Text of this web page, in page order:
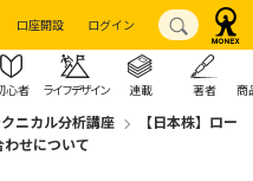
口座開設 ログイン
心者 ライフデザイン 連載 著者 商
ニカル分析講座
【日本株】ロー
せについて